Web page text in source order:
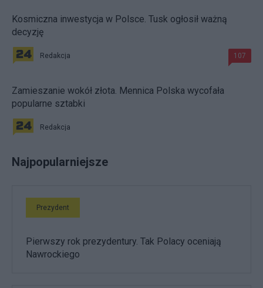
Kosmiczna inwestycja w Polsce. Tusk ogłosił ważną
decyzję
Redakcja 107
Zamieszanie wokół złota. Mennica Polska wycofała
popularne sztabki
Redakcja
Najpopularniejsze
Prezydent
Pierwszy rok prezydentury. Tak Polacy oceniają
Nawrockiego